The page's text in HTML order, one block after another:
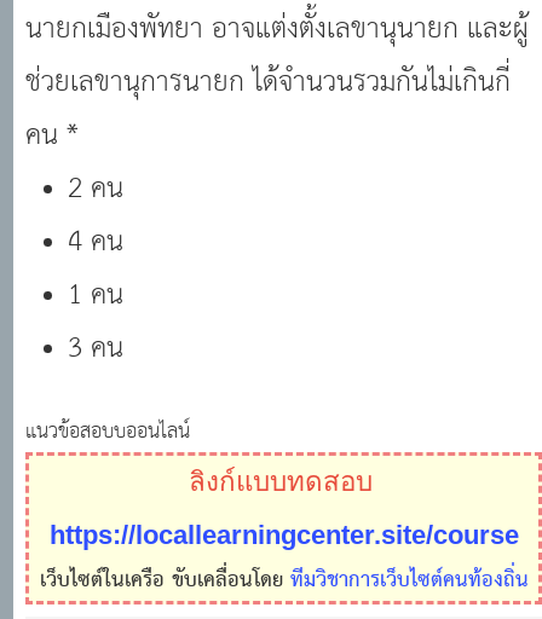
นายกเมืองพัทยา อาจแต่งตั้งเลขานุนายก และผู้
ช่วยเลขานุการนายก ได้จำนวนรวมกันไม่เกินกี่
คน *
2 คน
4 คน
1 คน
3 คน
แนวข้อสอบบออนไลน์
ลิงก์แบบทดสอบ
https://locallearningcenter.site/course
เว็บไซต์ในเครือ ขับเคลื่อนโดยทีมวิชาการเว็บไซต์คนท้องถิ่น